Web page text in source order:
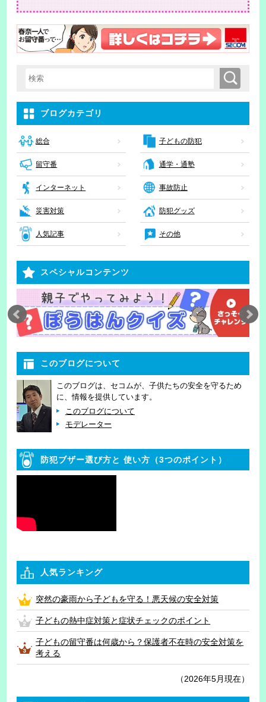
検索キーワード入力 検索
ブログカテゴリ
総合 子どもの防犯
留守番 通学・通塾
インターネット 事故防止
災害対策 防犯グッズ
人気記事 その他
スペシャルコンテンツ
このブログについて
このブログは、セコムが、子供たちの安全を守るため
に、情報を提供しています。
このブログについて
モデレーター
防犯ブザー選び方と 使い方（3つのポイント）
人気ランキング
突然の豪雨から子どもを守る！悪天候の安全対策
子どもの熱中症対策と症状チェックのポイント
子どもの留守番は何歳から？保護者不在時の安全対策を
考える
（2026年5月現在）